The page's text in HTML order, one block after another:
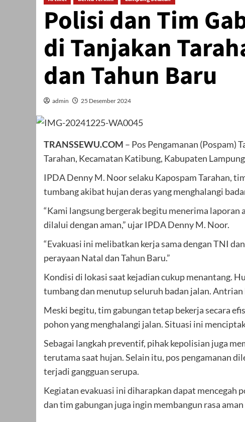
Polisi dan Tim
di Tanjakan
dan Tahun Baru
admin 25 Desember 2024
TRANSSEWU.COM – Pos Pengamanan
Tarahan, Kecamatan Katibung, Kabupaten
IPDA Denny M. Noor selaku Kapospam Tarahan,
tumbang akibat hujan deras yang menghalangi
“Kami langsung bergerak begitu menerima
dilalui dengan aman,” ujar IPDA Denny M. Noor.
“Evakuasi ini melibatkan kerja sama dengan TNI
perayaan Natal dan Tahun Baru.”
Kondisi di lokasi saat kejadian cukup menantang.
tumbang dan menutup seluruh badan jalan.
Meski begitu, tim gabungan tetap bekerja secara
pohon yang menghalangi jalan. Situasi ini
Sebagai langkah preventif, pihak kepolisian juga
terutama saat hujan. Selain itu, pos pengamanan
terjadi gangguan serupa.
Kegiatan evakuasi ini diharapkan dapat mencegah
dan tim gabungan juga ingin membangun rasa